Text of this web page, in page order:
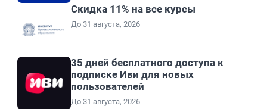
Скидка 11% на все курсы
До 31 августа, 2026
35 дней бесплатного доступа к
подписке Иви для новых
пользователей
До 31 августа, 2026